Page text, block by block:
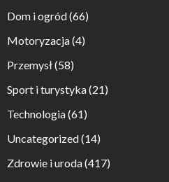
Dom i ogród(66)
Motoryzacja(4)
Przemysł(58)
Sport i turystyka(21)
Technologia(61)
Uncategorized(14)
Zdrowie i uroda(417)